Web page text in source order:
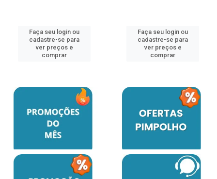
Faça seu login ou
cadastre-se para
ver preços e
comprar
Faça seu login ou
cadastre-se para
ver preços e
comprar